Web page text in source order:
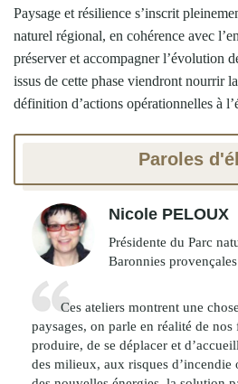
Paysage et résilience s’inscrit
naturel régional, en cohérence avec
préserver et accompagner l’évolution
issus de cette phase viendront nourrir
définition d’actions opérationnelles à
Paroles
Nicole PELOUX
Présidente du Parc
Baronnies provençales
Ces ateliers montrent une
paysages, on parle en réalité de nos
produire, de se déplacer et
des milieux, aux risques d’incendie